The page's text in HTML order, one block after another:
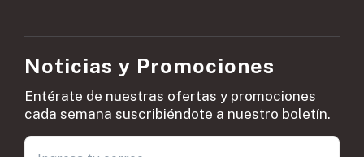
Noticias y Promociones
Entérate de nuestras ofertas y promociones
cada semana suscribiéndote a nuestro boletín.